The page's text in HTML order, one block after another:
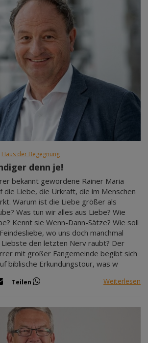
Haus der Begegnung
denn je!
bekannt gewordene Rainer Maria
die Liebe, die Urkraft, die im Menschen
Warum ist die Liebe größer als
Was tun wir alles aus Liebe? Wie
Kennt sie Wenn-Dann-Sätze? Wie soll
wo uns doch manchmal
den letzten Nerv raubt? Der
mit großer Fangemeinde begibt sich
biblische Erkundungstour, was w
Teilen Weiterlesen